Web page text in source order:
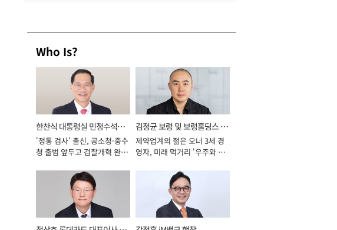
Who Is?
한찬식 대통령실 민정수석비
서관
'정통 검사' 출신, 공소청·중수
청 출범 앞두고 검찰개혁 완수
김정균 보령 및 보령홀딩스 대
표이사 사장
제약업계의 젊은 오너 3세 경
영자, 미래 먹거리 '우주와 헬